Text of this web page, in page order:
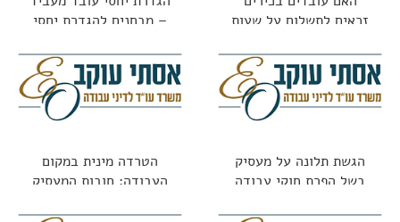
זכאים לתשלום על שעות
– מבחנים להגדרת יחסי
הגשת תלונה על מעסיק
בשל הפרת חוקי עבודה
הטרדה מינית במקום
העבודה: חובות המעסיק